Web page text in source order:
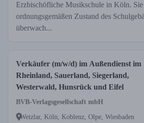
Erzbischöfliche Musikschule in Köln. Sie
ordnungsgemäßen Zustand des
überwach...
Verkäufer (m/w/d) im Außendienst im
Rheinland, Sauerland, Siegerland,
Westerwald, Hunsrück und Eifel
BVB-Verlagsgesellschaft mbH
Wetzlar, Köln, Koblenz, Olpe, Wiesbaden